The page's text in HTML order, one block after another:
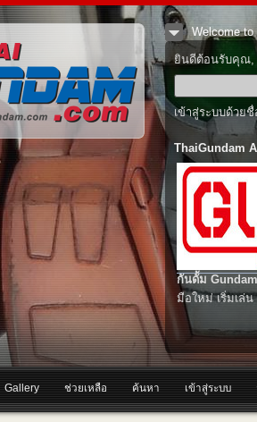
Welcome to
ยินดีต้อนรับคุณ,
เข้าสู่ระบบด้วย
ThaiGundam
กันดั้ม
มือใหม่ เริ่มเล่น
Gallery ช่วยเหลือ ค้นหา เข้าสู่ระบบ